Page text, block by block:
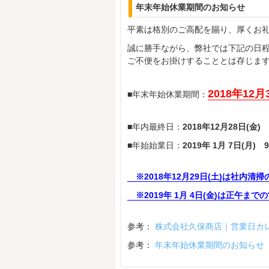
年末年始休業期間のお知らせ
平素は格別のご高配を賜り、厚くお
誠に勝手ながら、弊社では下記の日
ご不便をお掛けすることとは存じま
■年末年始休業期間： 2018年12月
■年内最終日： 2018年12月28日(金)
■年始始業日： 2019年 1月 7日(月)
※2018年12月29日(土)は社内清掃
※2019年 1月 4日(金)は正午までの
参考： 株式会社久保商店｜営業日カ
参考： 年末年始休業期間のお知らせ